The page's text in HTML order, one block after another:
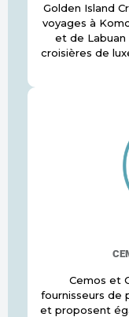
Golden Island
voyages à
et de
croisières de
Cemos et
fournisseurs de
et proposent